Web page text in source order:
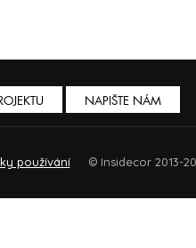
NAPIŠTE NÁM
používání © Insidecor 2013-